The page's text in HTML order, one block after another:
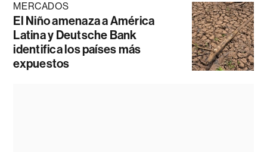
MERCADOS
El Niño amenaza a América
Latina y Deutsche Bank
identifica los países más
expuestos